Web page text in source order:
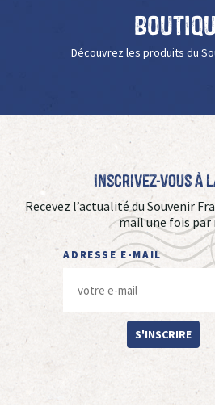
Découvrez les produits du
Inscrivez-vous à
Recevez l’actualité du Souvenir
mail une fois par
ADRESSE E-MAIL
S'INSCRIRE